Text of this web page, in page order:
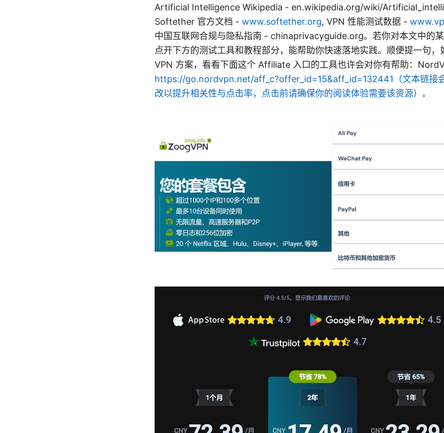
Artificial Intelligence Wikipedia - en.wikipedia.org/wiki/
Softether 官方文档 - www.softether.org, VPN 性能测试数据 -
中国互联网合规与隐私指南 - chinaprivacyguide.org。若你对本文中的某
点开下方的测试工具和教程部分，能帮助你快速落地实践。顺便提一句，
VPN 方案，看看下面这个 Affiliate 入口的工具也许会对你有帮助：
https://go.nordvpn.net/aff_c?offer_id=15&aff_id=132441（文本链接
改以提升相关性与点击率，点击前请确保你的阅读体验需要该资源）。